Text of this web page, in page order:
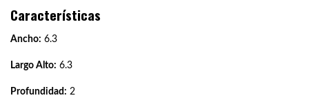
Características
Ancho: 6.3
Largo Alto: 6.3
Profundidad: 2